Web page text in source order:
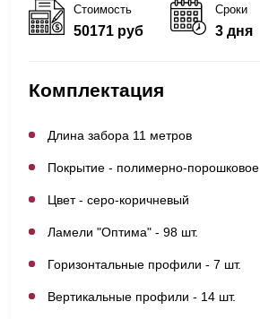
Стоимость
50171 руб
Сроки
3 дня
Комплектация
Длина забора 11 метров
Покрытие - полимерно-порошковое
Цвет - серо-коричневый
Ламели "Оптима" - 98 шт.
Горизонтальные профили - 7 шт.
Вертикальные профили - 14 шт.